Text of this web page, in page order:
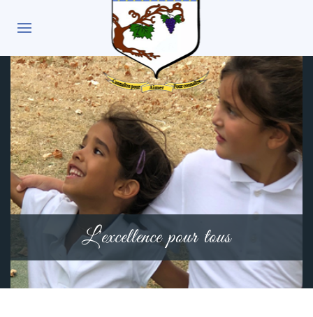
L'excellence pour tous